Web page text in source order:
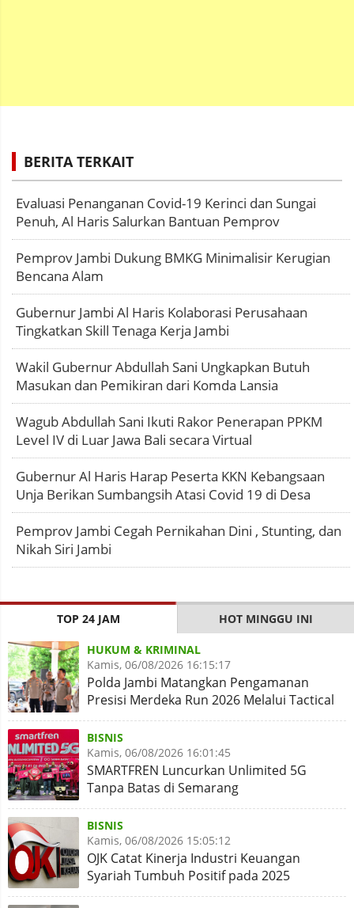
BERITA TERKAIT
Evaluasi Penanganan Covid-19 Kerinci dan Sungai
Penuh, Al Haris Salurkan Bantuan Pemprov
Pemprov Jambi Dukung BMKG Minimalisir Kerugian
Bencana Alam
Gubernur Jambi Al Haris Kolaborasi Perusahaan
Tingkatkan Skill Tenaga Kerja Jambi
Wakil Gubernur Abdullah Sani Ungkapkan Butuh
Masukan dan Pemikiran dari Komda Lansia
Wagub Abdullah Sani Ikuti Rakor Penerapan PPKM
Level IV di Luar Jawa Bali secara Virtual
Gubernur Al Haris Harap Peserta KKN Kebangsaan
Unja Berikan Sumbangsih Atasi Covid 19 di Desa
Pemprov Jambi Cegah Pernikahan Dini , Stunting, dan
Nikah Siri Jambi
TOP 24 JAM HOT MINGGU INI
HUKUM & KRIMINAL
Kamis, 06/08/2026 16:15:17
Polda Jambi Matangkan Pengamanan
Presisi Merdeka Run 2026 Melalui Tactical
Floor Game
BISNIS
Kamis, 06/08/2026 16:01:45
SMARTFREN Luncurkan Unlimited 5G
Tanpa Batas di Semarang
BISNIS
Kamis, 06/08/2026 15:05:12
OJK Catat Kinerja Industri Keuangan
Syariah Tumbuh Positif pada 2025